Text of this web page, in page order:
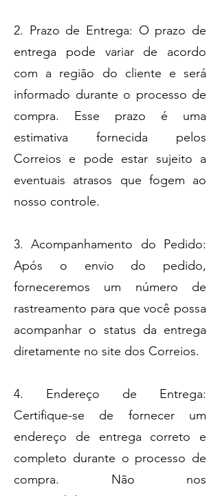
2. Prazo de Entrega: O prazo de
entrega pode variar de acordo
com a região do cliente e será
informado durante o processo de
compra. Esse prazo é uma
estimativa fornecida pelos
Correios e pode estar sujeito a
eventuais atrasos que fogem ao
nosso controle.
3. Acompanhamento do Pedido:
Após o envio do pedido,
forneceremos um número de
rastreamento para que você possa
acompanhar o status da entrega
diretamente no site dos Correios.
4. Endereço de Entrega:
Certifique-se de fornecer um
endereço de entrega correto e
completo durante o processo de
compra. Não nos